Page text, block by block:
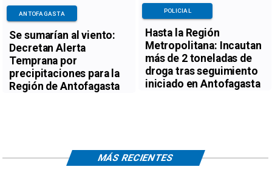
Se sumarían al viento:
Decretan Alerta
Temprana por
precipitaciones para la
Región de Antofagasta
ANTOFAGASTA
Hasta la Región
Metropolitana: Incautan
más de 2 toneladas de
droga tras seguimiento
iniciado en Antofagasta
POLICIAL
MÁS RECIENTES